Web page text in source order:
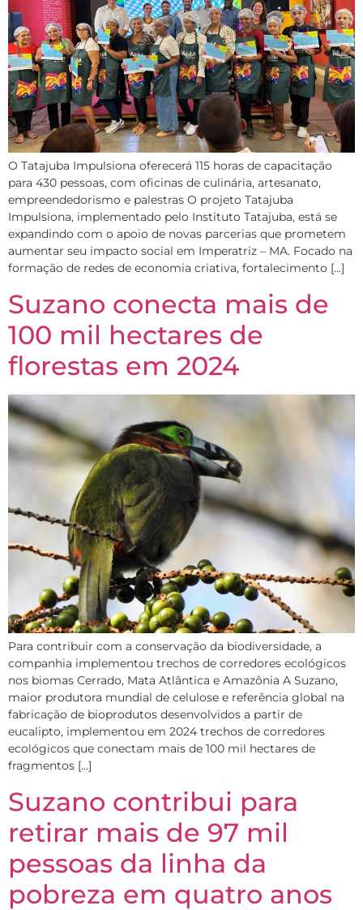
O Tatajuba Impulsiona oferecerá 115 horas de capacitação
para 430 pessoas, com oficinas de culinária, artesanato,
empreendedorismo e palestras O projeto Tatajuba
Impulsiona, implementado pelo Instituto Tatajuba, está se
expandindo com o apoio de novas parcerias que prometem
aumentar seu impacto social em Imperatriz – MA. Focado na
formação de redes de economia criativa, fortalecimento […]
Suzano conecta mais de
100 mil hectares de
florestas em 2024
Para contribuir com a conservação da biodiversidade, a
companhia implementou trechos de corredores ecológicos
nos biomas Cerrado, Mata Atlântica e Amazônia A Suzano,
maior produtora mundial de celulose e referência global na
fabricação de bioprodutos desenvolvidos a partir de
eucalipto, implementou em 2024 trechos de corredores
ecológicos que conectam mais de 100 mil hectares de
fragmentos […]
Suzano contribui para
retirar mais de 97 mil
pessoas da linha da
pobreza em quatro anos